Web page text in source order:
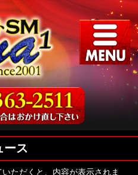
ース
ただくと、内容が表示されま